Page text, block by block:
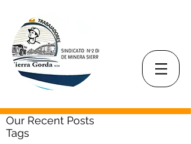
Our Recent Posts
Tags